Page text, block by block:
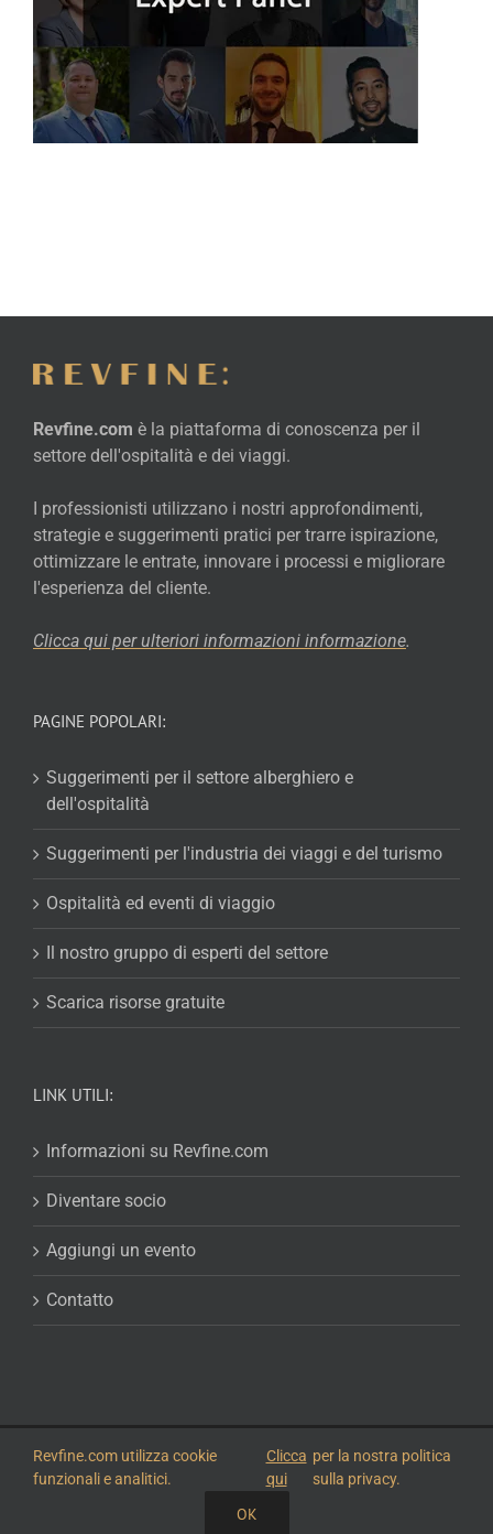
Revfine.com è la piattaforma di conoscenza per il
settore dell'ospitalità e dei viaggi.
I professionisti utilizzano i nostri approfondimenti,
strategie e suggerimenti pratici per trarre ispirazione,
ottimizzare le entrate, innovare i processi e migliorare
l'esperienza del cliente.
Clicca qui per ulteriori informazioni informazione.
PAGINE POPOLARI:
Suggerimenti per il settore alberghiero e
dell'ospitalità
Suggerimenti per l'industria dei viaggi e del turismo
Ospitalità ed eventi di viaggio
Il nostro gruppo di esperti del settore
Scarica risorse gratuite
LINK UTILI:
Informazioni su Revfine.com
Diventare socio
Aggiungi un evento
Contatto
© 2026Revfine.com-Termini e condizioni pubblicitari-politica sulla
riservatezza.
LinkedIn Facebook
Revfine.com utilizza cookie
funzionali e analitici.
Clicca
qui
per la nostra politica
sulla privacy.
OK